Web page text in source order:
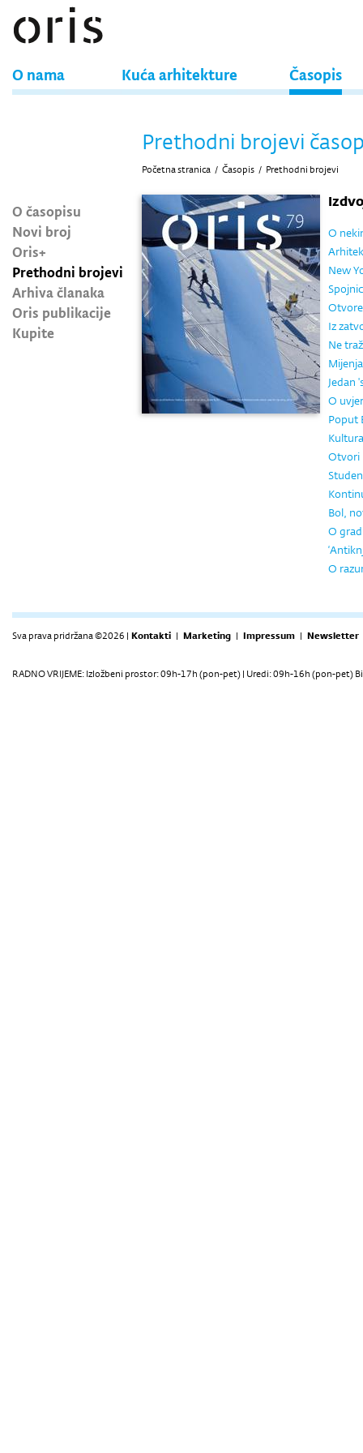
O nama Kuća arhitekture Časopis
O časopisu
Novi broj
Oris+
Prethodni brojevi
Arhiva članaka
Oris publikacije
Kupite
Prethodni brojevi
Početna stranica / Časopis / Prethodni brojevi
O
New
Iz
Ne
Jedan
O
Poput
Otvori
Bol,
O
O
Sva prava pridržana ©2026 | Kontakti | Marketing | Impressum | Newsletter
RADNO VRIJEME: Izložbeni prostor: 09h-17h (pon-pet) | Uredi: 09h-16h (pon-pet)